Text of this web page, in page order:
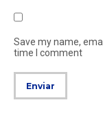
Save my name,
time I comment